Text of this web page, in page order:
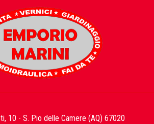
10 - S. Pio delle Camere (AQ) 67020